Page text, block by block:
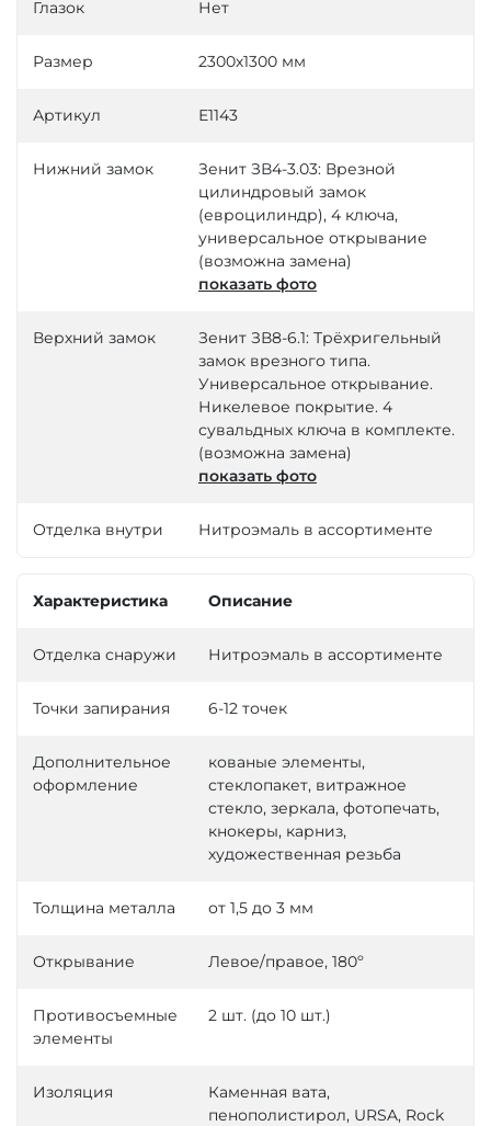
Глазок Нет
Размер 2300х1300 мм
Артикул Е1143
Нижний замок
Зенит ЗВ4-3.03: Врезной
цилиндровый замок
(евроцилиндр), 4 ключа,
универсальное открывание
(возможна замена)
показать фото
Верхний замок
Зенит ЗВ8-6.1: Трёхригельный
замок врезного типа.
Универсальное открывание.
Никелевое покрытие. 4
сувальдных ключа в комплекте.
(возможна замена)
показать фото
Отделка внутри Нитроэмаль в ассортименте
Характеристика Описание
Отделка снаружи Нитроэмаль в ассортименте
Точки запирания 6-12 точек
Дополнительное
оформление
кованые элементы,
стеклопакет, витражное
стекло, зеркала, фотопечать,
кнокеры, карниз,
художественная резьба
Толщина металла от 1,5 до 3 мм
Открывание Левое/правое, 180º
Противосъемные
элементы
2 шт. (до 10 шт.)
Изоляция
Каменная вата,
пенополистирол, URSA, Rock